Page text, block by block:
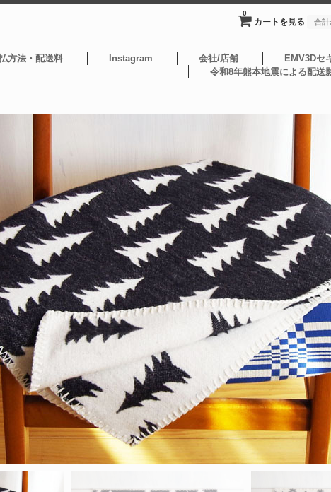
カートを見る
0
合計:
方法・配送料 Instagram 会社/店舗
EMV3Dセ
令和8年熊本地震による配送